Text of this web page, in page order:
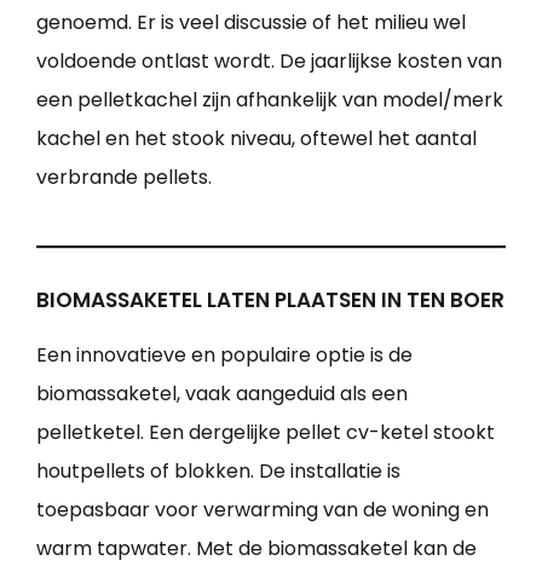
genoemd. Er is veel discussie of het milieu wel
voldoende ontlast wordt. De jaarlijkse kosten van
een pelletkachel zijn afhankelijk van model/merk
kachel en het stook niveau, oftewel het aantal
verbrande pellets.
BIOMASSAKETEL LATEN PLAATSEN IN TEN BOER
Een innovatieve en populaire optie is de
biomassaketel, vaak aangeduid als een
pelletketel. Een dergelijke pellet cv-ketel stookt
houtpellets of blokken. De installatie is
toepasbaar voor verwarming van de woning en
warm tapwater. Met de biomassaketel kan de